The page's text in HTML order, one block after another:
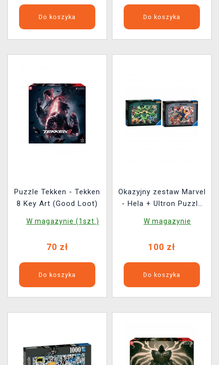
Do koszyka Do koszyka
Puzzle Tekken - Tekken
8 Key Art (Good Loot)
W magazynie (1szt.)
70 zł
Do koszyka
Okazyjny zestaw Marvel
- Hela + Ultron Puzzle
W magazynie
100 zł
Do koszyka